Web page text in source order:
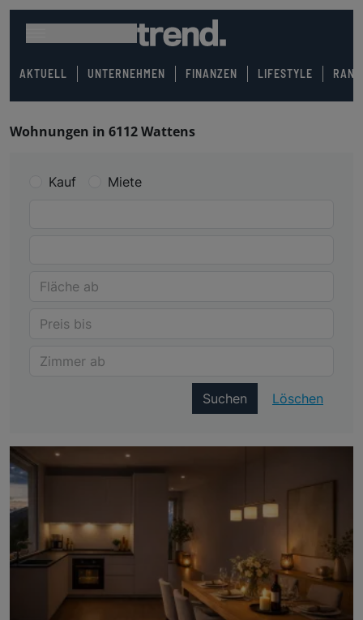
AKTUELL UNTERNEHMEN FINANZEN LIFESTYLE
Wohnungen in 6112 Wattens
Kauf Miete
Suchen Löschen